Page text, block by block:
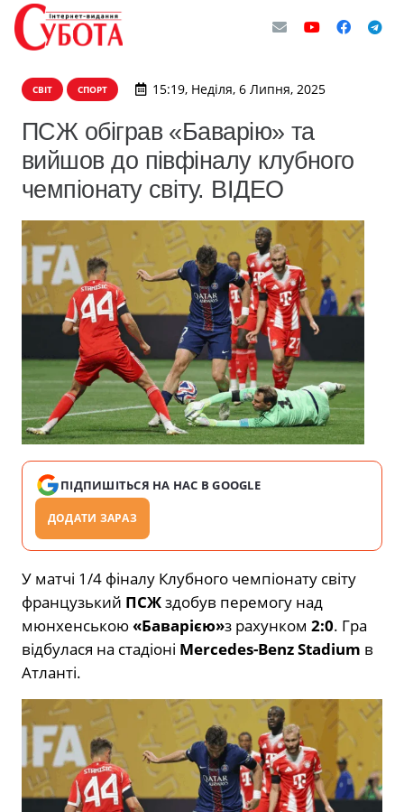
СВІТ СПОРТ 15:19, Неділя, 6 Липня, 2025
ПСЖ обіграв «Баварію» та
вийшов до півфіналу клубного
чемпіонату світу. ВІДЕО
ПІДПИШІТЬСЯ НА НАС В GOOGLE
ДОДАТИ ЗАРАЗ
У матчі 1/4 фіналу Клубного чемпіонату світу
французький ПСЖздобув перемогу над
мюнхенською«Баварією»з рахунком 2:0. Гра
відбулася на стадіоні Mercedes-Benz Stadium в
Атланті.